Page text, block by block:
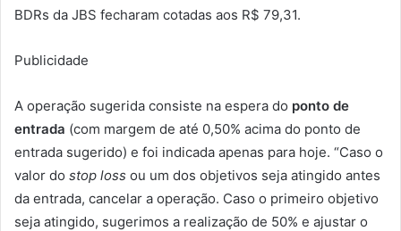
BDRs da JBS fecharam cotadas aos R$ 79,31.
Publicidade
A operação sugerida consiste na espera do ponto de
entrada (com margem de até 0,50% acima do ponto de
entrada sugerido) e foi indicada apenas para hoje. “Caso o
valor do stop loss ou um dos objetivos seja atingido antes
da entrada, cancelar a operação. Caso o primeiro objetivo
seja atingido, sugerimos a realização de 50% e ajustar o